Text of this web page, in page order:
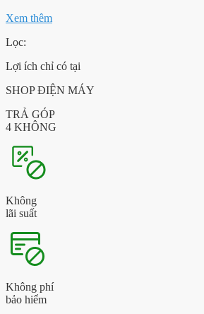
Xem thêm
Lọc:
Lợi ích chỉ có tại
SHOP ĐIỆN MÁY
TRẢ GÓP
4 KHÔNG
Không
lãi suất
Không phí
bảo hiểm